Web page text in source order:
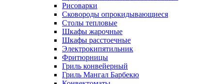
Рисоварки
Сковороды опрокидывающиеся
Столы тепловые
Шкафы жарочные
Шкафы расстоечные
Электрокипятильник
Фритюрницы
Гриль конвейерный
Гриль Мангал Барбекю